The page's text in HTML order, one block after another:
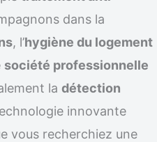
dans la
, l’hygiène du logement
société professionnelle
la détection
innovante
vous recherchiez une